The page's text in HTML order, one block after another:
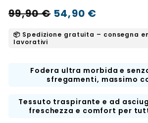
Prezzo
normale
54,90 €
Prezzo
scontato
99,90 €
📦 Spedizione gratuita – consegna
lavorativi
Fodera ultra morbida e
sfregamenti, massimo
Tessuto traspirante e ad
freschezza e comfort per